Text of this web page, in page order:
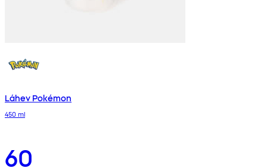
Láhev Pokémon
450 ml
60